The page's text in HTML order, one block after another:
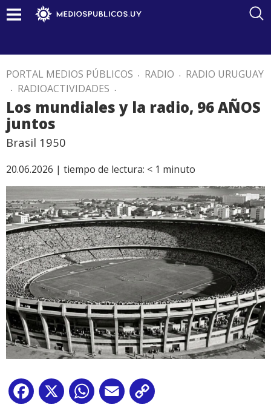
PORTAL MEDIOS PÚBLICOS . RADIO . RADIO URUGUAY
. RADIOACTIVIDADES .
Los mundiales y la radio, 96 AÑOS
juntos
Brasil 1950
20.06.2026 | tiempo de lectura: < 1 minuto
Facebook
X WhatsApp
Email